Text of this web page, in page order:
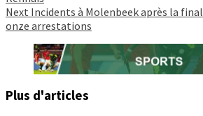
Reading
Next Incidents à Molenbeek après la
onze arrestations
Plus d'articles